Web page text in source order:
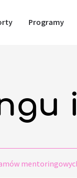
Programy